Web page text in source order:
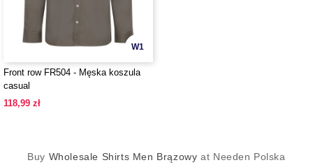
W1
Front row FR504 - Męska koszula
casual
118,99 zł
Buy Wholesale Shirts Men Brązowy at Needen Polska